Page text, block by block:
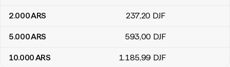
2.000ARS 237,20 DJF
5.000ARS 593,00 DJF
10.000ARS 1.185,99 DJF